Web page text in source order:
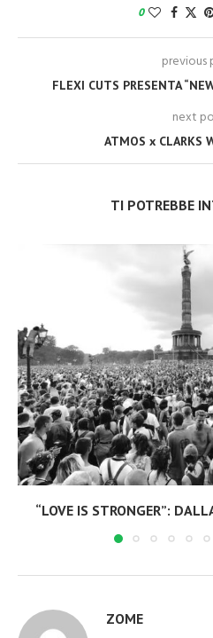
0
previous
FLEXI CUTS PRESENTA
next
ATMOS x CLARKS
TI POTREBBE
“LOVE IS STRONGER”:
ZOME